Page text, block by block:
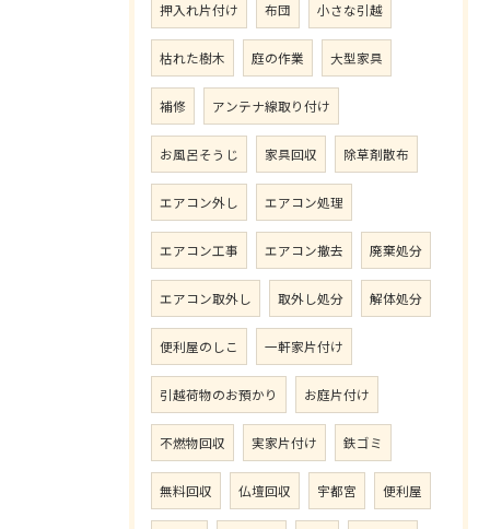
押入れ片付け 布団 小さな引越
枯れた樹木 庭の作業 大型家具
補修 アンテナ線取り付け
お風呂そうじ 家具回収 除草剤散布
エアコン外し エアコン処理
エアコン工事 エアコン撤去 廃棄処分
エアコン取外し 取外し処分 解体処分
便利屋のしこ 一軒家片付け
引越荷物のお預かり お庭片付け
不燃物回収 実家片付け 鉄ゴミ
無料回収 仏壇回収 宇都宮 便利屋